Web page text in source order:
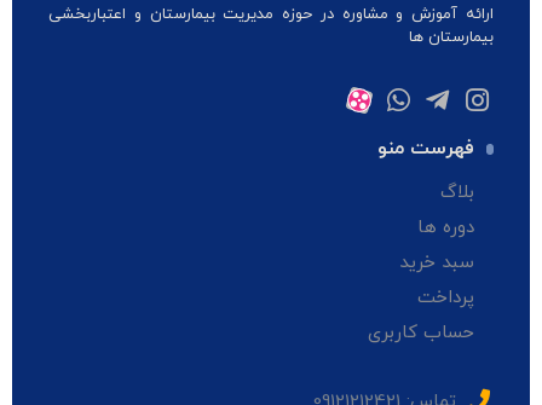
ارائه آموزش و مشاوره در حوزه مدیریت بیمارستان و اعتباربخشی
بیمارستان ها
فهرست منو
بلاگ
دوره ها
سبد خرید
پرداخت
حساب کاربری